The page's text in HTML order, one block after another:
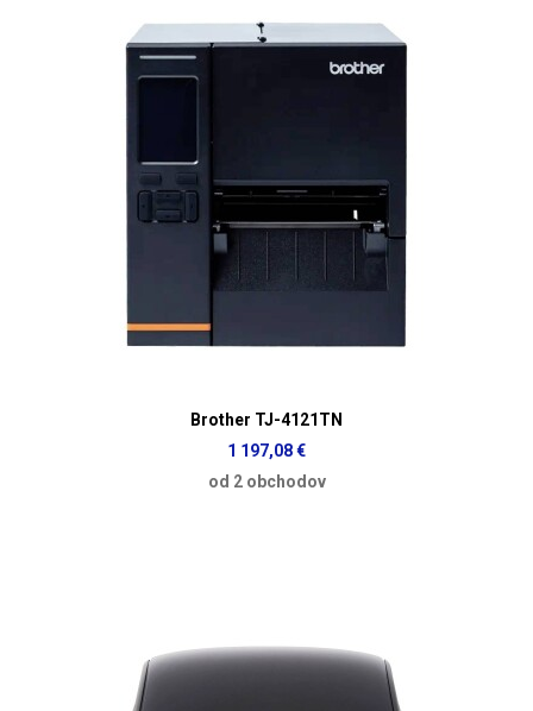
Brother TJ-4121TN
1 197,08 €
od 2 obchodov